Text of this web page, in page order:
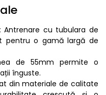
Antrenare cu tubulara de
pentru o gamă largă de
de 55mm permite o
înguste.
din materiale de calitate